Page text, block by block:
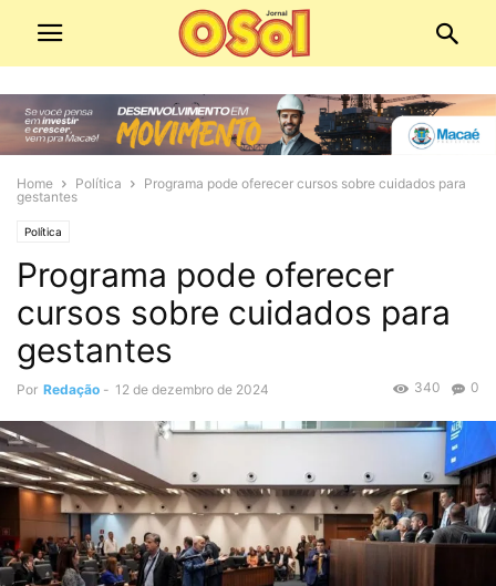
Home Política
Programa pode oferecer cursos sobre cuidados para
gestantes
Política
Programa pode oferecer
cursos sobre cuidados para
gestantes
Por Redação - 12 de dezembro de 2024 0
340